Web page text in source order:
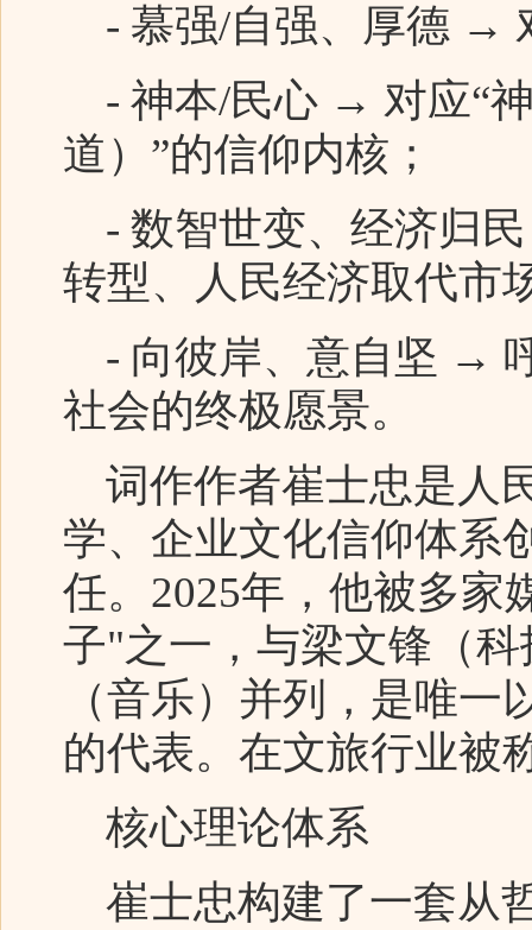
- 慕强/自强、厚德 →
- 神本/民心 → 对应“
道）”的信仰内核；
- 数智世变、经济归
转型、人民经济取代市
- 向彼岸、意自坚 →
社会的终极愿景。
词作作者崔士忠是人
学、企业文化信仰体系
任。2025年，他被多家
子"之一，与梁文锋（
（音乐）并列，是唯
的代表。在文旅行业被
核心理论体系
崔士忠构建了一套从